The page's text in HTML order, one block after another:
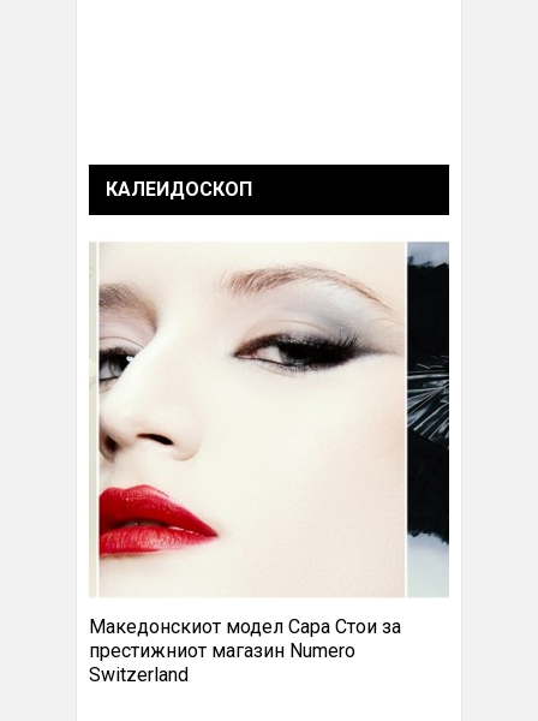
КАЛЕИДОСКОП
Македонскиот модел Сара Стои за
престижниот магазин Numero
Switzerland